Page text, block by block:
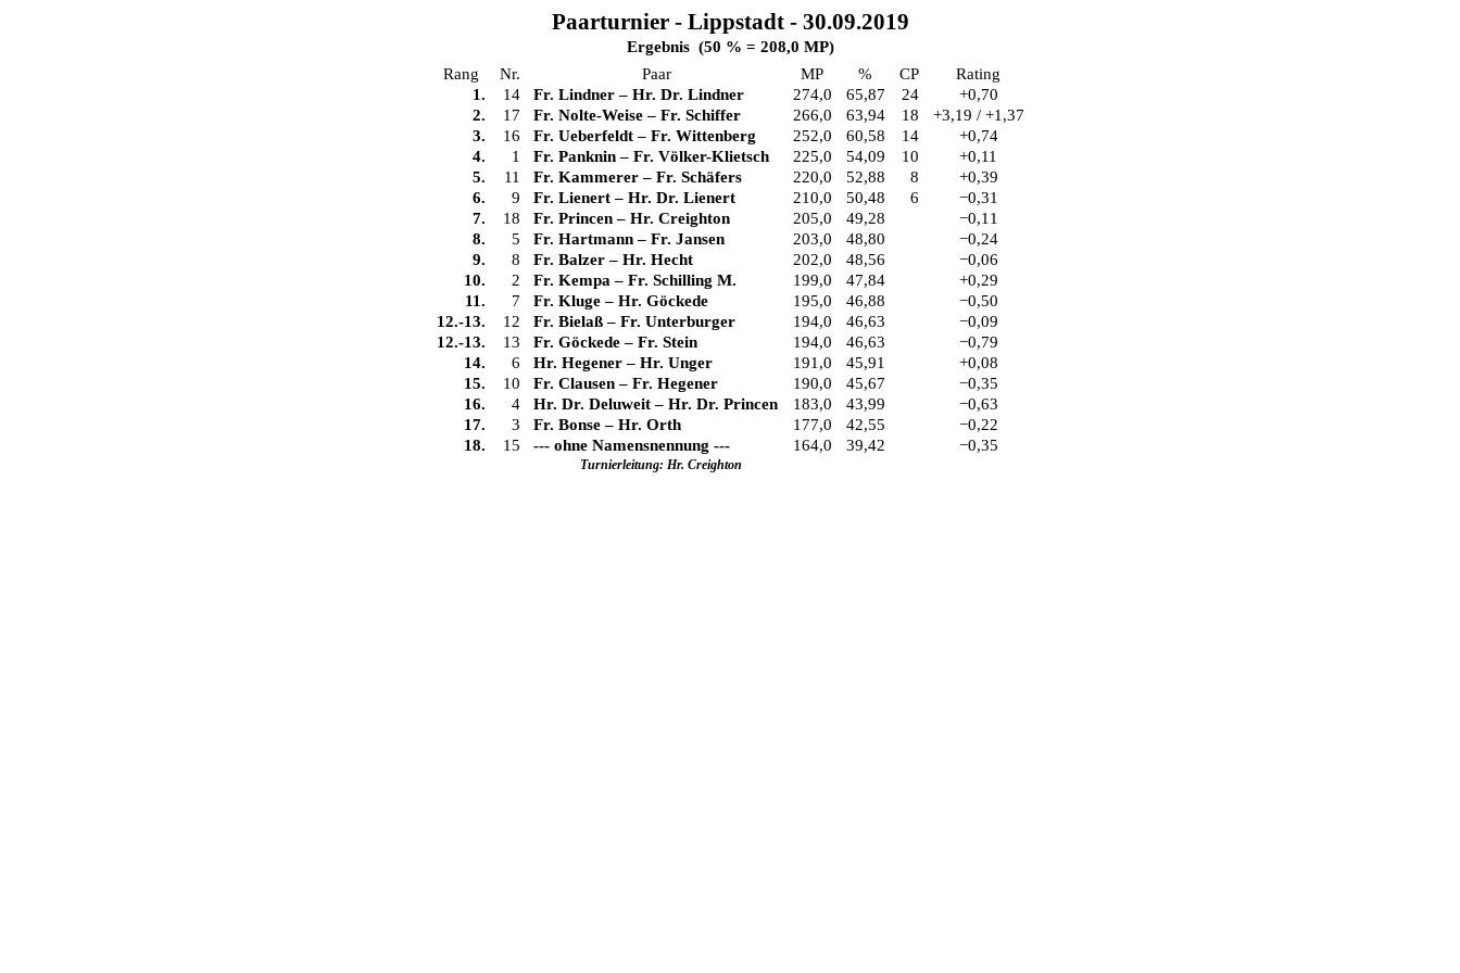
Paarturnier - Lippstadt - 30.09.2019
Ergebnis (50 % = 208,0 MP)
Rang
Nr. Paar MP % CP
Rating
1.
14 Fr. Lindner–Hr. Dr. Lindner 274,0 65,87 24
+0,70
2.
17 Fr. Nolte-Weise–Fr. Schiffer 266,0 63,94 18
+3,19 / +1,37
3.
16 Fr. Ueberfeldt–Fr. Wittenberg 252,0 60,58 14
+0,74
4.
1 Fr. Panknin–Fr. Völker-Klietsch 225,0 54,09 10
+0,11
5.
11 Fr. Kammerer–Fr. Schäfers 220,0 52,88 8
+0,39
6.
9 Fr. Lienert–Hr. Dr. Lienert 210,0 50,48 6
−0,31
7.
18 Fr. Princen–Hr. Creighton 205,0 49,28
−0,11
8.
5 Fr. Hartmann–Fr. Jansen 203,0 48,80
−0,24
9.
8 Fr. Balzer–Hr. Hecht 202,0 48,56
−0,06
10.
2 Fr. Kempa –Fr. Schilling M. 199,0 47,84
+0,29
11.
7 Fr. Kluge–Hr. Göckede 195,0 46,88
−0,50
12.-13.
12 Fr. Bielaß–Fr. Unterburger 194,0 46,63
−0,09
12.-13.
13 Fr. Göckede–Fr. Stein 194,0 46,63
−0,79
14.
6 Hr. Hegener–Hr. Unger 191,0 45,91
+0,08
15.
10 Fr. Clausen–Fr. Hegener 190,0 45,67
−0,35
16.
4 Hr. Dr. Deluweit–Hr. Dr. Princen 183,0 43,99
−0,63
17.
3 Fr. Bonse–Hr. Orth 177,0 42,55
−0,22
18.
15 --- ohne Namensnennung --- 164,0 39,42 −0,35
Turnierleitung: Hr. Creighton